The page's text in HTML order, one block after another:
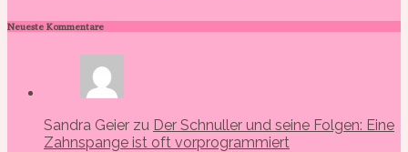
Neueste Kommentare
Sandra Geier zu Der Schnuller und seine Folgen: Eine
Zahnspange ist oft vorprogrammiert